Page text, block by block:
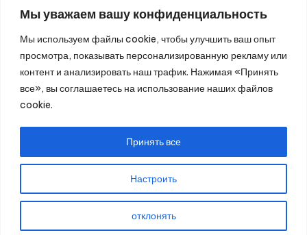
Мы уважаем вашу конфиденциальность
Мы используем файлы cookie, чтобы улучшить ваш опыт
просмотра, показывать персонализированную рекламу или
контент и анализировать наш трафик. Нажимая «Принять
все», вы соглашаетесь на использование наших файлов
cookie.
Настроить
отклонять
Принять все
Февраль 2024
Январь 2024
Декабрь 2023
Октябрь 2023
2026 —Промышленное оборудование. Все права
защищены